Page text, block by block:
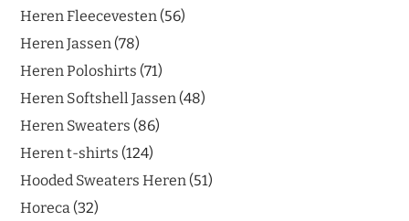
Heren Fleecevesten 56
Heren Jassen 78
Heren Poloshirts 71
Heren Softshell Jassen 48
Heren Sweaters 86
Heren t-shirts 124
Hooded Sweaters Heren 51
Horeca 32